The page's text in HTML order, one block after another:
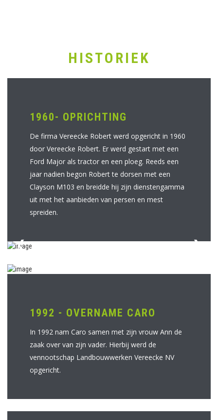
HISTORIEK
1960- OPRICHTING
De firma Vereecke Robert werd opgericht in 1960
door Vereecke Robert. Er werd gestart met een
Ford Major als tractor en een ploeg. Reeds een
jaar nadien begon Robert te dorsen met een
Clayson M103 en breidde hij zijn dienstengamma
uit met het aanbieden van persen en mest
spreiden.
❮ ❯
1992 - OVERNAME CARO
In 1992 nam Caro samen met zijn vrouw Ann de
zaak over van zijn vader. Hierbij werd de
vennootschap Landbouwwerken Vereecke NV
opgericht.